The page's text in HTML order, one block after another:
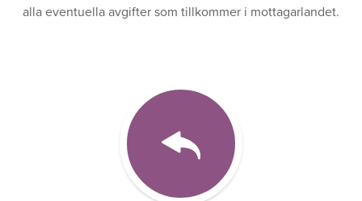
alla eventuella avgifter som tillkommer i mottagarlandet.